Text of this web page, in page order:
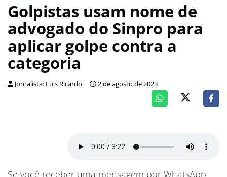
Golpistas usam nome de
advogado do Sinpro para
aplicar golpe contra a
categoria
Jornalista: Luis Ricardo 2 de agosto de 2023
Se você receber uma mensagem por WhatsApp